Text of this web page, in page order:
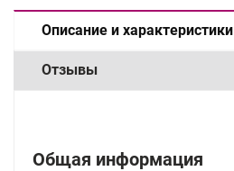
Описание и характеристики
Отзывы
Общая информация